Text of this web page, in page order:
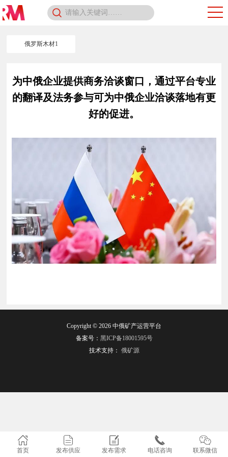
俄罗斯木材1
为中俄企业提供商务洽谈窗口，通过平台专业
的翻译及法务参与可为中俄企业洽谈落地有更
好的促进。
Copyright © 2026 中俄矿产运营平台
备案号： 黑ICP备18001595号
技术支持： 俄矿源
首页 发布供应 发布需求 电话咨询 联系微信